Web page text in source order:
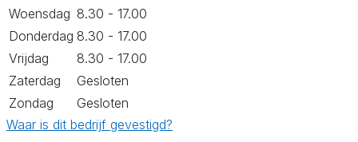
Woensdag 8.30 - 17.00
Donderdag 8.30 - 17.00
Vrijdag
8.30 - 17.00
Zaterdag
Gesloten
Zondag
Gesloten
Waar is dit bedrijf gevestigd?